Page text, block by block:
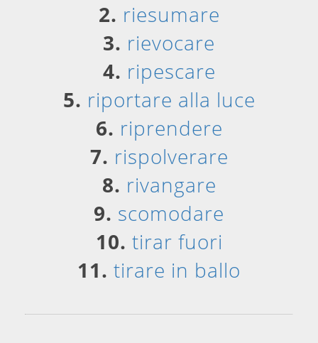
2. riesumare
3. rievocare
4. ripescare
5. riportare alla luce
6. riprendere
7. rispolverare
8. rivangare
9. scomodare
10. tirar fuori
11. tirare in ballo